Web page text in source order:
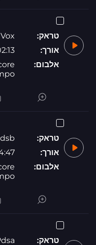
טראק:
אורך:
אלבום:
טראק:
אורך:
אלבום:
טראק: